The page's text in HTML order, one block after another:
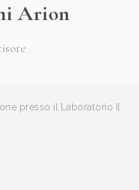
Arion
presso il Laboratorio Il